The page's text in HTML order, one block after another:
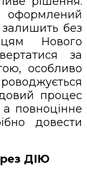
без
Нового
за
особливо
процес
повноцінне
довести
ДІЮ